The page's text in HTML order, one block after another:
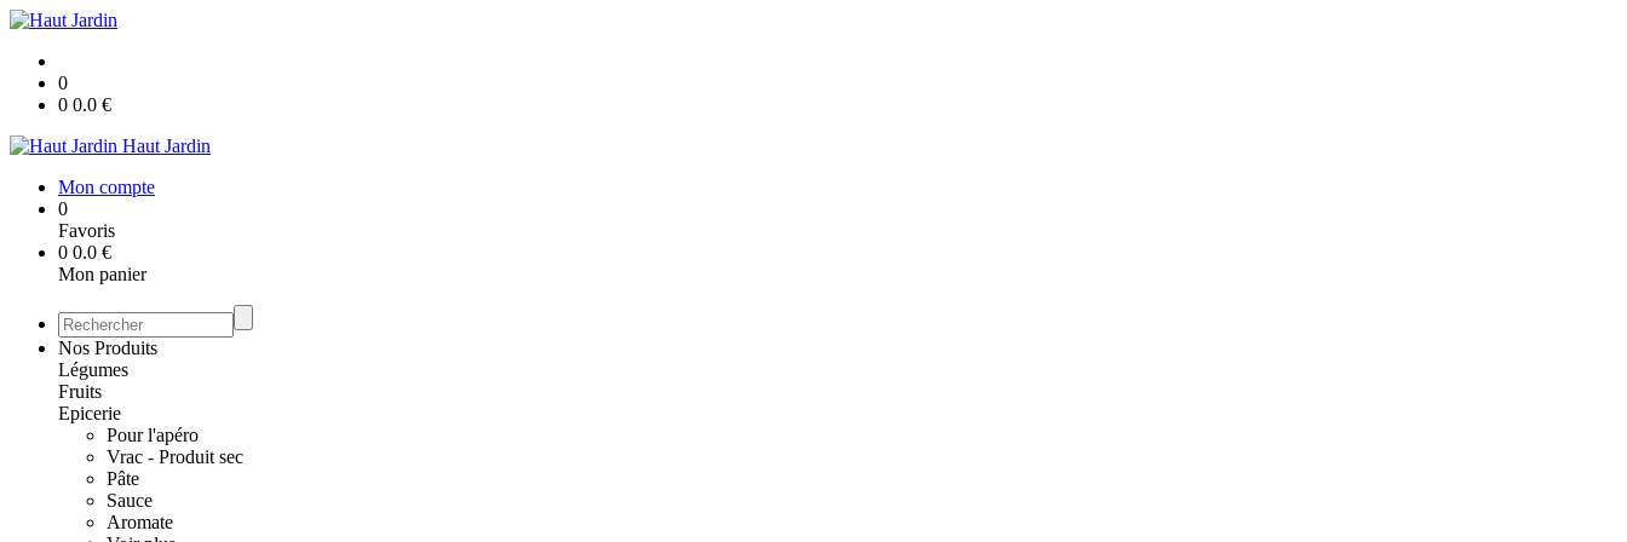
0
0 0.0 €
Haut Jardin
Mon compte
0
Favoris
0 0.0 €
Mon panier
Nos Produits
Légumes
Fruits
Epicerie
Pour l'apéro
Vrac - Produit sec
Pâte
Sauce
Aromate